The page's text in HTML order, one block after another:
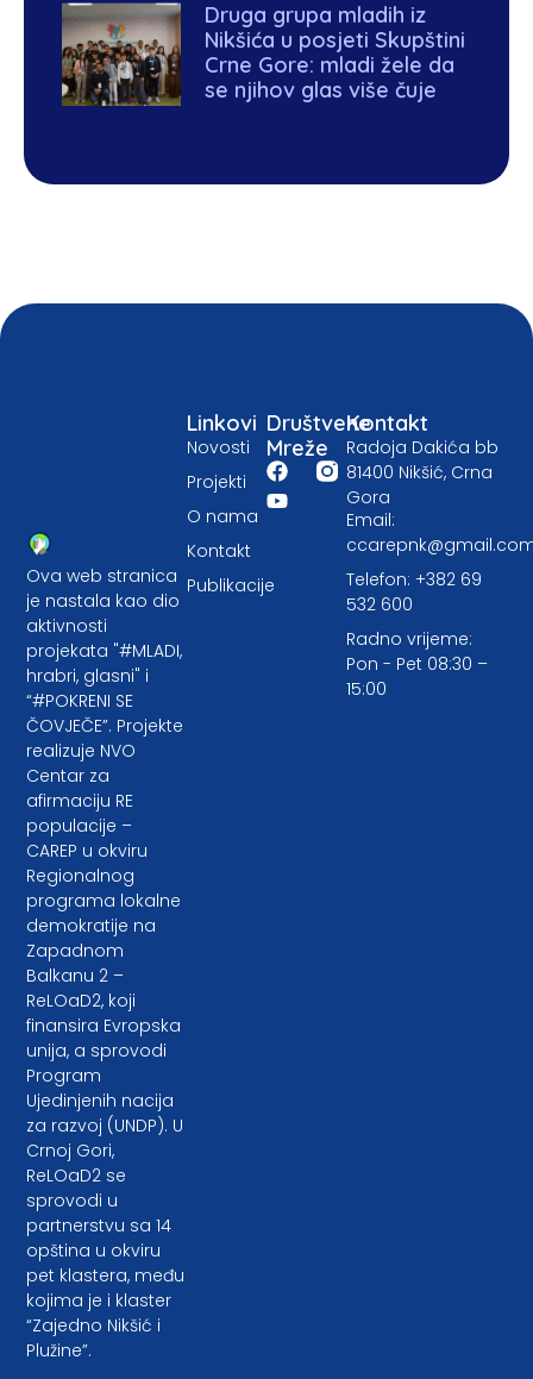
Druga grupa mladih iz
Nikšića u posjeti Skupštini
Crne Gore: mladi žele da
se njihov glas više čuje
Ova web stranica
je nastala kao dio
aktivnosti
projekata "#MLADI,
hrabri, glasni" i
“#POKRENI SE
ČOVJEČE”. Projekte
realizuje NVO
Centar za
afirmaciju RE
populacije –
CAREP u okviru
Regionalnog
programa lokalne
demokratije na
Zapadnom
Balkanu 2 –
ReLOaD2, koji
finansira Evropska
unija, a sprovodi
Program
Ujedinjenih nacija
za razvoj (UNDP). U
Crnoj Gori,
ReLOaD2 se
sprovodi u
partnerstvu sa 14
opština u okviru
pet klastera, među
kojima je i klaster
“Zajedno Nikšić i
Plužine”.
Društvene
Mreže
Linkovi
Novosti
Projekti
O nama
Kontakt
Publikacije
Kontakt
Radoja Dakića bb
81400 Nikšić, Crna
Gora
Email:
Telefon: +382 69
532 600
Radno vrijeme:
Pon - Pet 08:30 –
15:00